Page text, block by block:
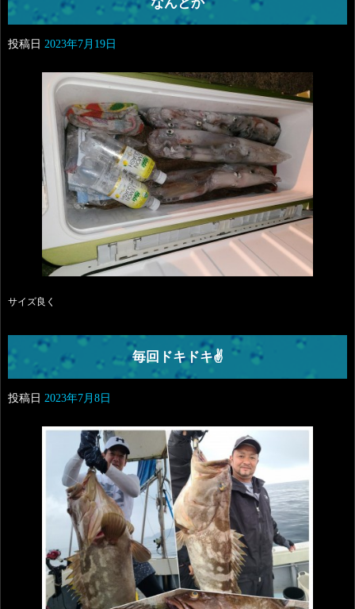
投稿日 2023年7月19日
サイズ良く
毎回ドキドキ✌️
投稿日 2023年7月8日